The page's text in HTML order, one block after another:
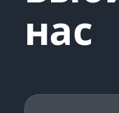
нас